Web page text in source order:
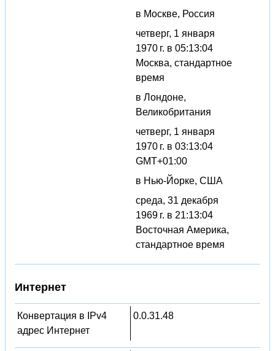
в Москве, Россия
четверг, 1 января
1970 г. в 05:13:04
Москва, стандартное
время
в Лондоне,
Великобритания
четверг, 1 января
1970 г. в 03:13:04
GMT+01:00
в Нью-Йорке, США
среда, 31 декабря
1969 г. в 21:13:04
Восточная Америка,
стандартное время
Интернет
Конвертация в IPv4
адрес Интернет
0.0.31.48